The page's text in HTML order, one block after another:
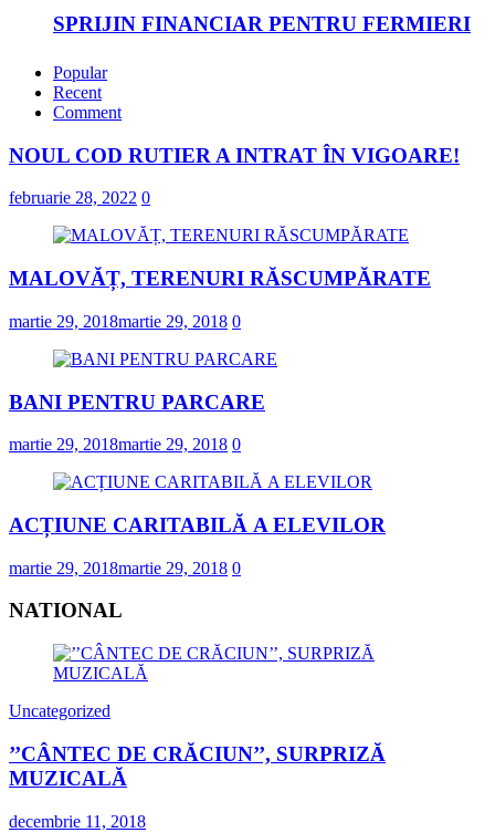
SPRIJIN FINANCIAR PENTRU FERMIERI
februarie 23, 2022
„DRAGOSTE ÎN FĂURAR”
februarie 23, 2022
NOUL COD RUTIER A INTRAT ÎN
Popular
Recent
Comment
NOUL COD RUTIER A INTRAT ÎN VIGOARE!
februarie 28, 2022 0
MALOVĂȚ, TERENURI RĂSCUMPĂRATE
martie 29, 2018martie 29, 2018 0
BANI PENTRU PARCARE
martie 29, 2018martie 29, 2018 0
ACȚIUNE CARITABILĂ A ELEVILOR
martie 29, 2018martie 29, 2018 0
NATIONAL
Uncategorized
’’CÂNTEC DE CRĂCIUN’’, SURPRIZĂ
MUZICALĂ
decembrie 11, 2018